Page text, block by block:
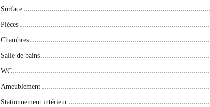
Surface
Pièces
Chambres
Salle de bains
WC
Ameublement
Stationnement intérieur